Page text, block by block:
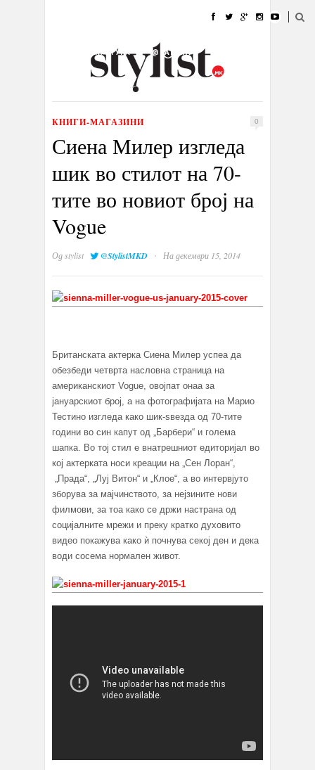
УБАВИНА
КУЛТУРА @РАБОТА
ИЗЛОГ
КНИГИ-МАГАЗИНИ 0
Сиена Милер изгледа
шик во стилот на 70-
тите во новиот број на
Vogue
Одstylist @StylistMKD · На декември 15, 2014
Британската актерка Сиена Милер успеа да
обезбеди четврта насловна страница на
американскиот Vogue, овојпат онаа за
јануарскиот број, а на фотографијата на Марио
Тестино изгледа како шик-ѕвезда од 70-тите
години во син капут од „Барбери“ и голема
шапка. Во тој стил е внатрешниот едиторијал во
кој актерката носи креации на „Сен Лоран“,
„Прада“, „Луј Витон“ и „Клое“, а во интервјуто
зборува за мајчинството, за нејзините нови
филмови, за тоа како се држи настрана од
социјалните мрежи и преку кратко духовито
видео покажува како ѝ почнува секој ден и дека
води сосема нормален живот.